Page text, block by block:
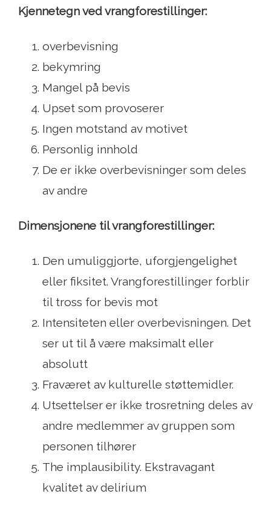
Kjennetegn ved vrangforestillinger:
overbevisning
bekymring
Mangel på bevis
Upset som provoserer
Ingen motstand av motivet
Personlig innhold
De er ikke overbevisninger som deles
av andre
Dimensjonene til vrangforestillinger:
Den umuliggjorte, uforgjengelighet
eller fiksitet. Vrangforestillinger forblir
til tross for bevis mot
Intensiteten eller overbevisningen. Det
ser ut til å være maksimalt eller
absolutt
Fraværet av kulturelle støttemidler.
Utsettelser er ikke trosretning deles av
andre medlemmer av gruppen som
personen tilhører
The implausibility. Ekstravagant
kvalitet av delirium